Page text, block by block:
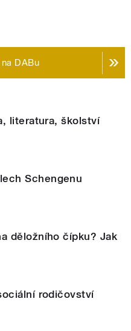
DABu
literatura, školství
Schengenu
děložního čípku? Jak
rodičovství